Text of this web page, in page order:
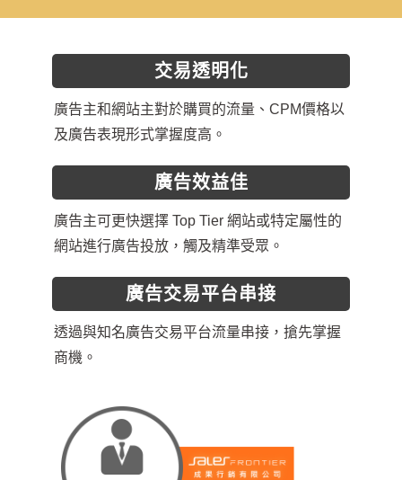
交易透明化
廣告主和網站主對於購買的流量、CPM價格以
及廣告表現形式掌握度高。
廣告效益佳
廣告主可更快選擇 Top Tier 網站或特定屬性的
網站進行廣告投放，觸及精準受眾。
廣告交易平台串接
透過與知名廣告交易平台流量串接，搶先掌握
商機。